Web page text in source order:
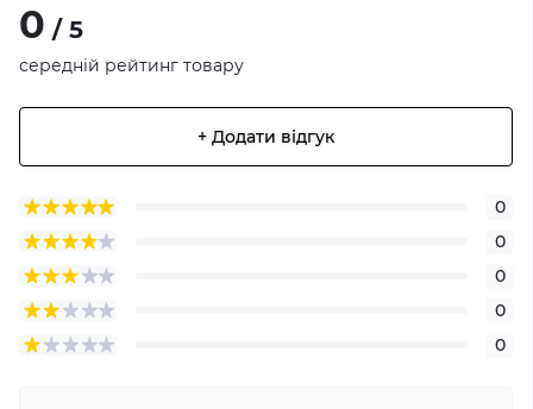
0 / 5
середній рейтинг товару
+ Додати відгук
0
0
0
0
0